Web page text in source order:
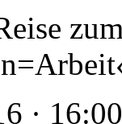
· 16:00